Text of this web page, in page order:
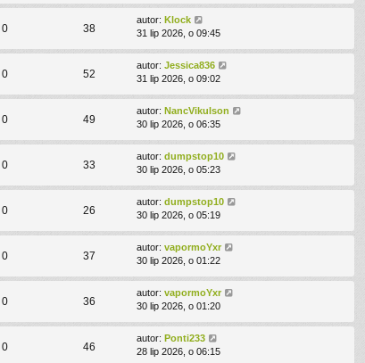
0 38
autor: Klock
31 lip 2026, o 09:45
0 52
autor: Jessica836
31 lip 2026, o 09:02
0 49
autor: NancVikulson
30 lip 2026, o 06:35
0 33
autor: dumpstop10
30 lip 2026, o 05:23
0 26
autor: dumpstop10
30 lip 2026, o 05:19
0 37
autor: vapormoYxr
30 lip 2026, o 01:22
0 36
autor: vapormoYxr
30 lip 2026, o 01:20
0 46
autor: Ponti233
28 lip 2026, o 06:15